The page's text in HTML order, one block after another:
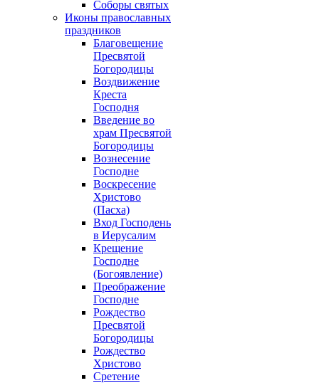
Соборы святых
Иконы православных
праздников
Благовещение
Пресвятой
Богородицы
Воздвижение
Креста
Господня
Введение во
храм Пресвятой
Богородицы
Вознесение
Господне
Воскресение
Христово
(Пасха)
Вход Господень
в Иерусалим
Крещение
Господне
(Богоявление)
Преображение
Господне
Рождество
Пресвятой
Богородицы
Рождество
Христово
Сретение